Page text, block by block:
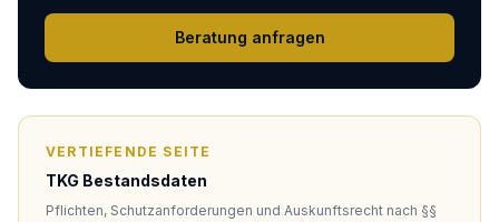
Beratung anfragen
VERTIEFENDE SEITE
TKG Bestandsdaten
Pflichten, Schutzanforderungen und Auskunftsrecht nach §§